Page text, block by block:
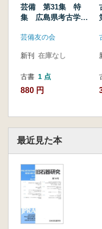
芸備 第31集 特
集 広島県考古学の
芸備友の会
新刊 在庫なし
古書 1 点
880 円
最近見た本